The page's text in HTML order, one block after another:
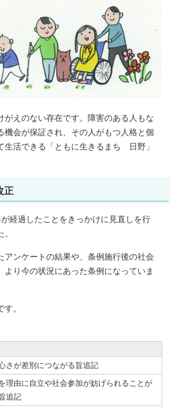
がえのない存在です。障害のある人もな
機会が保証され、その人がもつ人格と個
生活できる「ともに生きるまち 日野」
正
経過したことをきっかけに見直しを行
アンケートの結果や、条例施行後の社会
より今の状況にあった条例になっていま
。
さが差別につながる旨追記
理由に自立や社会参加が妨げられることが
追記